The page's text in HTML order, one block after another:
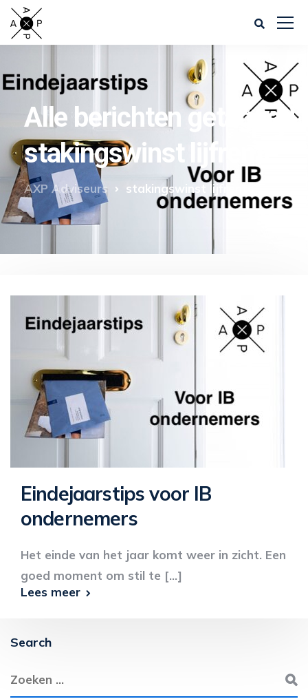
Alle berichten getagged
stakingswinst lijfrente
AXP Adviseurs stakingswinst lijfrente
Eindejaarstips voor IB
ondernemers
Het einde van het jaar komt weer in zicht. Een
goed moment om stil te [...]
Lees meer
Search